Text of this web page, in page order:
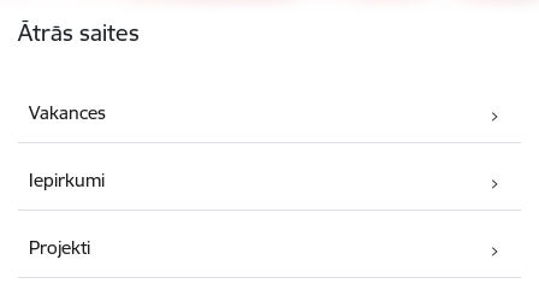
Ātrās saites
Vakances
Iepirkumi
Projekti